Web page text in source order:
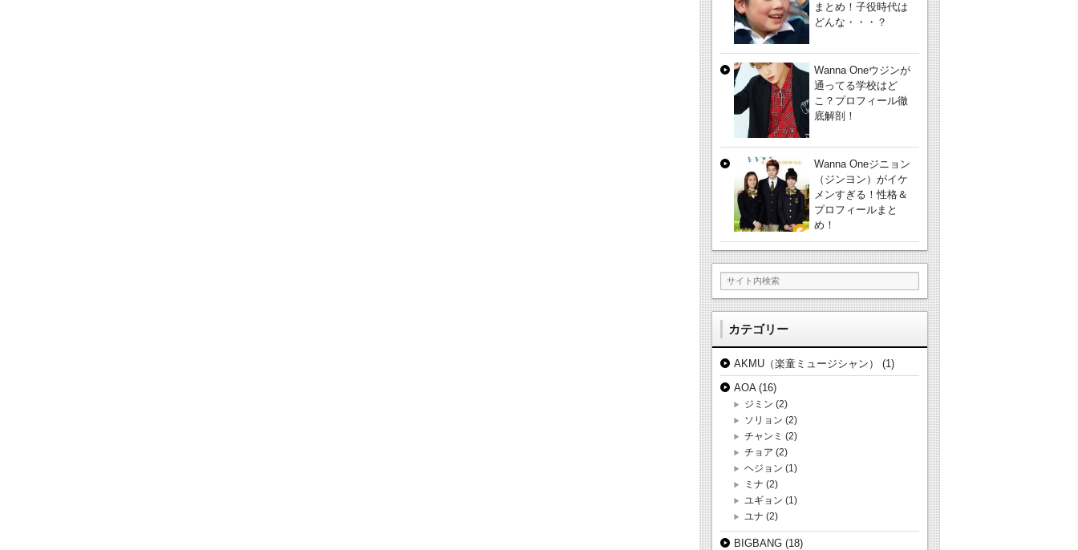
まとめ！子役時代は
どんな・・・？
Wanna Oneウジンが
通ってる学校はど
こ？プロフィール徹
底解剖！
Wanna Oneジニョン
（ジンヨン）がイケ
メンすぎる！性格＆
プロフィールまと
め！
カテゴリー
AKMU（楽童ミュージシャン）
(1)
AOA(16)
ジミン (2)
ソリョン (2)
チャンミ (2)
チョア (2)
ヘジョン (1)
ミナ (2)
ユギョン (1)
ユナ (2)
BIGBANG (18)